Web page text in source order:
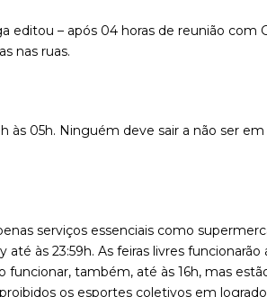
– após 04 horas de reunião com
nas ruas.
às 05h. Ninguém deve sair a não ser
serviços essenciais como
às 23:59h. As feiras livres funcionarão
também, até às 16h, mas
os esportes coletivos em